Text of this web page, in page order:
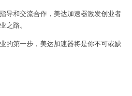
和交流合作，美达加速器激发创业者
之路。
第一步，美达加速器将是你不可或缺